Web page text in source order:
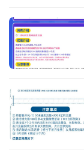
联
通
套
通
讯